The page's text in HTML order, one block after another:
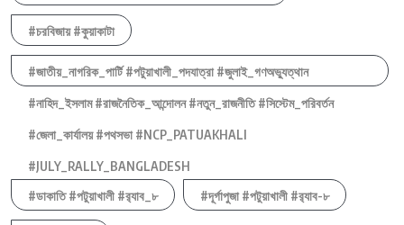
#চরবিজায় #কুয়াকাটা
#জাতীয়_নাগরিক_পার্টি #পটুয়াখালী_পদযাত্রা #জুলাই_গণঅভ্যুত্থান
#নাহিদ_ইসলাম #রাজনৈতিক_আন্দোলন #নতুন_রাজনীতি #সিস্টেম_পরিবর্তন
#জেলা_কার্যালয় #পথসভা #NCP_PATUAKHALI
#JULY_RALLY_BANGLADESH
#ডাকাতি #পটুয়াখালী #র‍্যাব_৮
#দূর্গাপুজা #পটুয়াখালী #র‍্যাব-৮